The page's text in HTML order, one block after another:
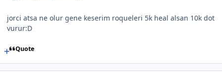
jorci atsa ne olur gene keserim roqueleri 5k heal alsan 10k dot
vurur:D
Quote